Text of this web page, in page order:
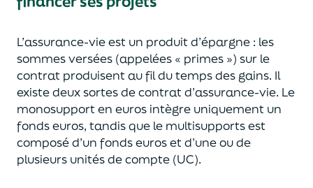
L’assurance-vie est un produit d’épargne : les
sommes versées (appelées « primes ») sur le
contrat produisent au fil du temps des gains. Il
existe deux sortesde contrat d’assurance-vie. Le
monosupport en euros intègre uniquement un
fonds euros, tandis que le multisupports est
composé d’un fonds euros et d’une ou de
plusieurs unités de compte (UC).